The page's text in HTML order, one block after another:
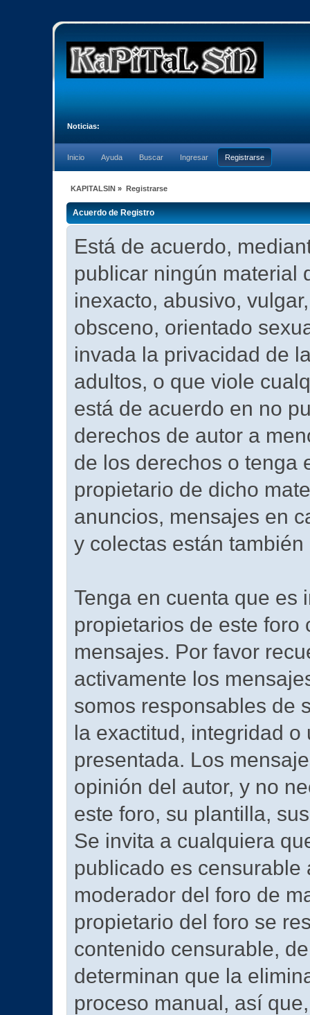
Noticias:
Inicio Ayuda Buscar Ingresar Registrarse
KAPITALSIN » Registrarse
Acuerdo de Registro
Está de acuerdo,
publicar ningún material
inexacto, abusivo,
obsceno, orientado
invada la privacidad de
adultos, o que viole
está de acuerdo en no
derechos de autor a
de los derechos o tenga
propietario de dicho
anuncios, mensajes en
y colectas están
Tenga en cuenta que es
propietarios de este
mensajes. Por favor
activamente los
somos responsables de
la exactitud, integridad
presentada. Los
opinión del autor, y no
este foro, su plantilla,
Se invita a cualquiera
publicado es
moderador del foro de
propietario del foro se
contenido censurable,
determinan que la
proceso manual, así